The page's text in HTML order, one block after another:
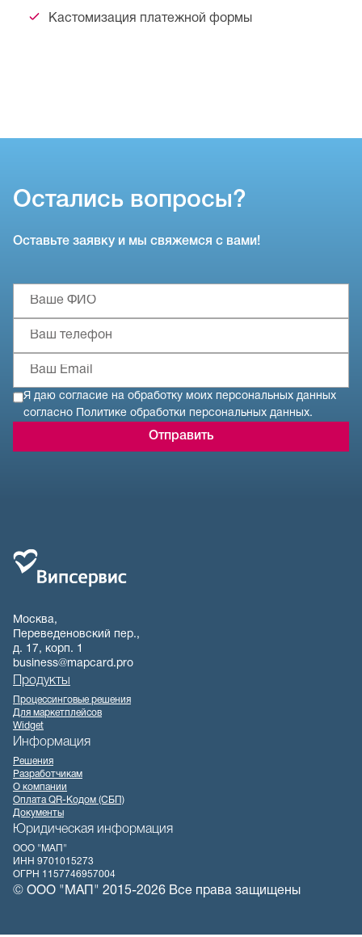
Кастомизация платежной формы
Остались вопросы?
Оставьте заявку и мы свяжемся с вами!
Я даю согласие на обработку моих персональных данных
согласно Политике обработки персональных данных.
Отправить
Москва,
Переведеновский пер.,
д. 17, корп. 1
business@mapcard.pro
Продукты
Процессинговые решения
Для маркетплейсов
Widget
Информация
Решения
Разработчикам
О компании
Оплата QR-Кодом (СБП)
Документы
Юридическая информация
ООО "МАП"
ИНН 9701015273
ОГРН 1157746957004
© ООО "МАП" 2015-2026 Все права защищены